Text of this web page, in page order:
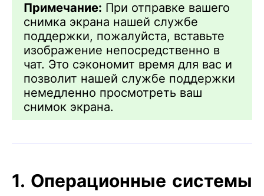
Примечание: При отправке вашего
снимка экрана нашей службе
поддержки, пожалуйста, вставьте
изображение непосредственно в
чат. Это сэкономит время для вас и
позволит нашей службе поддержки
немедленно просмотреть ваш
снимок экрана.
1. Операционные системы